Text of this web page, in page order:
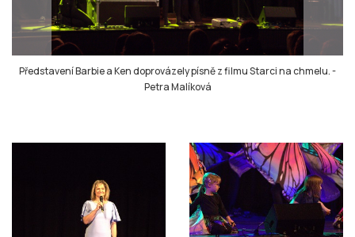
Představení Barbie a Ken doprovázely písně z filmu Starci na chmelu.-
Petra Malíková